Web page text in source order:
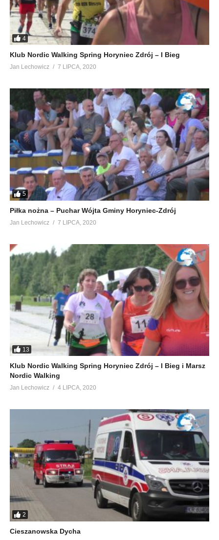
4
Klub Nordic Walking Spring Horyniec Zdrój – I Bieg
Jan Lechowicz 7 LIPCA, 2020
5
Piłka nożna – Puchar Wójta Gminy Horyniec-Zdrój
Jan Lechowicz 7 LIPCA, 2020
13
Klub Nordic Walking Spring Horyniec Zdrój – I Bieg i Marsz
Nordic Walking
Jan Lechowicz 4 LIPCA, 2020
2
Cieszanowska Dycha